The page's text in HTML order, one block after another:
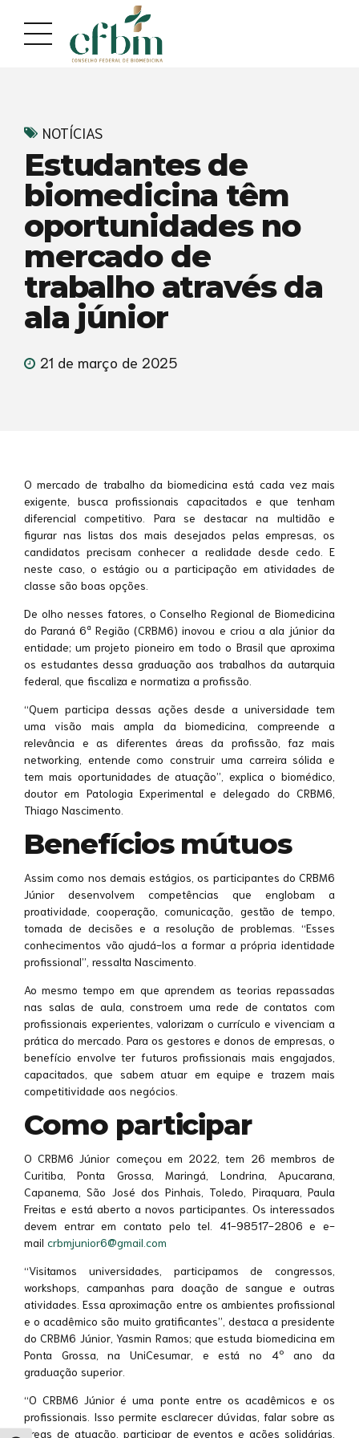
conteúdo
navegação
NOTÍCIAS
Estudantes de
biomedicina têm
oportunidades no
mercado de
trabalho através da
ala júnior
21 de março de 2025
O mercado de trabalho da biomedicina está cada vez mais
exigente, busca profissionais capacitados e que tenham
diferencial competitivo. Para se destacar na multidão e
figurar nas listas dos mais desejados pelas empresas, os
candidatos precisam conhecer a realidade desde cedo. E
neste caso, o estágio ou a participação em atividades de
classe são boas opções.
De olho nesses fatores, o Conselho Regional de Biomedicina
do Paraná 6ª Região (CRBM6) inovou e criou a ala júnior da
entidade; um projeto pioneiro em todo o Brasil que aproxima
os estudantes dessa graduação aos trabalhos da autarquia
federal, que fiscaliza e normatiza a profissão.
“Quem participa dessas ações desde a universidade tem
uma visão mais ampla da biomedicina, compreende a
relevância e as diferentes áreas da profissão, faz mais
networking, entende como construir uma carreira sólida e
tem mais oportunidades de atuação”, explica o biomédico,
doutor em Patologia Experimental e delegado do CRBM6,
Thiago Nascimento.
Benefícios mútuos
Assim como nos demais estágios, os participantes do CRBM6
Júnior desenvolvem competências que englobam a
proatividade, cooperação, comunicação, gestão de tempo,
tomada de decisões e a resolução de problemas. “Esses
conhecimentos vão ajudá-los a formar a própria identidade
profissional”, ressalta Nascimento.
Ao mesmo tempo em que aprendem as teorias repassadas
nas salas de aula, constroem uma rede de contatos com
profissionais experientes, valorizam o currículo e vivenciam a
prática do mercado. Para os gestores e donos de empresas, o
benefício envolve ter futuros profissionais mais engajados,
capacitados, que sabem atuar em equipe e trazem mais
competitividade aos negócios.
Como participar
O CRBM6 Júnior começou em 2022, tem 26 membros de
Curitiba, Ponta Grossa, Maringá, Londrina, Apucarana,
Capanema, São José dos Pinhais, Toledo, Piraquara, Paula
Freitas e está aberto a novos participantes. Os interessados
devem entrar em contato pelo tel. 41-98517-2806 e e-
mail crbmjunior6@gmail.com
“Visitamos universidades, participamos de congressos,
workshops, campanhas para doação de sangue e outras
atividades. Essa aproximação entre os ambientes profissional
e o acadêmico são muito gratificantes”, destaca a presidente
do CRBM6 Júnior, Yasmin Ramos; que estuda biomedicina em
Ponta Grossa, na UniCesumar, e está no 4º ano da
graduação superior.
“O CRBM6 Júnior é uma ponte entre os acadêmicos e os
profissionais. Isso permite esclarecer dúvidas, falar sobre as
áreas de atuação, participar de eventos e ações solidárias,